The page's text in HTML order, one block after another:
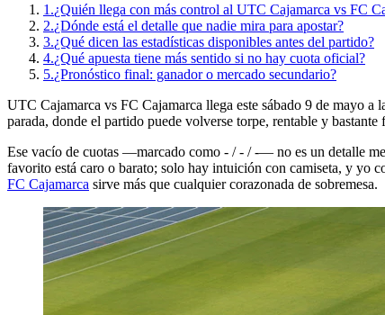
1.¿Quién llega con más control al UTC Cajamarca vs FC
2.¿Dónde está el detalle que nadie mira para apostar?
3.¿Qué dicen las estadísticas disponibles antes del partido?
4.¿Qué apuesta tiene más sentido si no hay cuota oficial?
5.¿Pronóstico final: ganador o mercado secundario?
UTC Cajamarca vs FC Cajamarca llega este sábado 9 de mayo
parada, donde el partido puede volverse torpe, rentable y bastante
Ese vacío de cuotas —marcado como - / - / -— no es un detalle
favorito está caro o barato; solo hay intuición con camiseta, y yo
FC Cajamarca sirve más que cualquier corazonada de sobremesa.